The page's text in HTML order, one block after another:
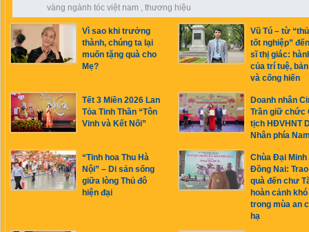
vàng ngành tóc việt nam , thương hiệu
Vì sao khi trưởng
thành, chúng ta lại
muốn tặng quà cho
Mẹ?
Vũ Tú – từ
tốt nghiệp”
sĩ thị giác:
của trí tuệ,
và cống hiến
Tết 3 Miền 2026 Lan
Tỏa Tinh Thần “Tôn
Vinh và Kết Nối”
Doanh nhân
Trần giữ chức
tịch HĐVHNT
Nhân phía
“Tinh hoa Thu Hà
Nội” – Di sản sống
giữa lòng Thủ đô
hiện đại
Chùa Đại Minh
Đồng Nai:
quà đến chư
hoàn cảnh
trong mùa an
hạ